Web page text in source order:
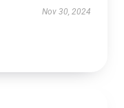
Nov 30, 2024